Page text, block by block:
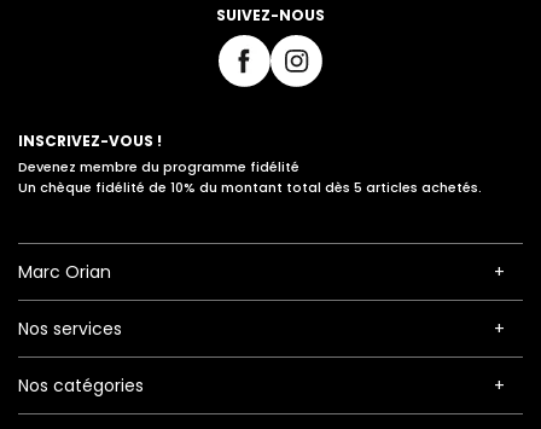
SUIVEZ-NOUS
INSCRIVEZ-VOUS !
Devenez membre du programme fidélité
Un chèque fidélité de 10% du montant total dès 5 articles achetés.
Marc Orian
Nos services
Nos catégories